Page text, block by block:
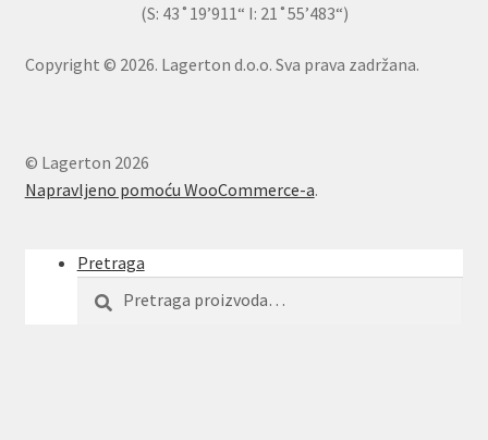
(S: 43˚19’911“ I: 21˚55’483“)
Copyright © 2026. Lagerton d.o.o. Sva prava zadržana.
© Lagerton 2026
Napravljeno pomoću WooCommerce-a.
Pretraga